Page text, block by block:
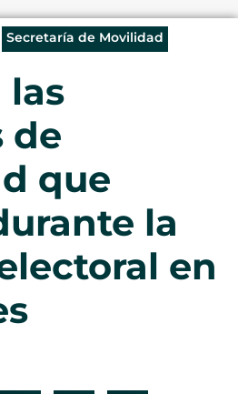
Secretaría de Movilidad
las
de
que
la
en